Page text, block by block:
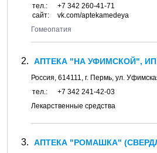
тел.:
+7 342 260-41-71
сайт:
vk.com/aptekamedeya
Гомеопатия
АПТЕКА "НА УФИМСКОЙ", ИП
Россия, 614111, г. Пермь, ул.
тел.:
+7 342 241-42-03
Лекарственные средства
АПТЕКА "РОМАШКА"